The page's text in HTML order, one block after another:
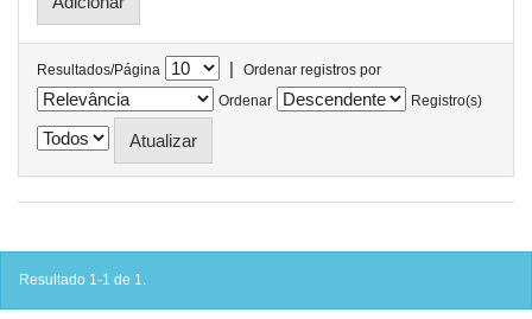
Resultados/Página |
Ordenar registros por
Ordenar
Registro(s)
Resultado 1-1 de 1.